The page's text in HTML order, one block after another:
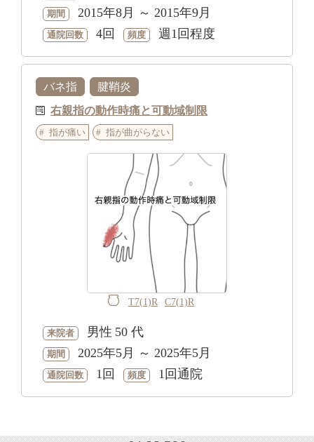
期間 2015年8月 ～ 2015年9月
通院回数 4回 頻度 週1回程度
バネ指 腱鞘炎
右親指の動作時痛と可動域制限
指が痛い 指が曲がらない
T7(1)R C7(1)R
来院者 男性 50 代
期間 2025年5月 ～ 2025年5月
通院回数 1回 頻度 1回通院